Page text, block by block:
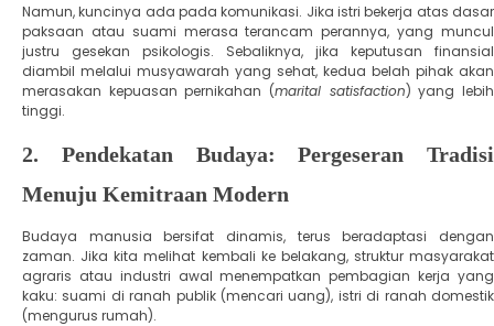
​Namun, kuncinya ada pada komunikasi. Jika istri bekerja atas dasar
paksaan atau suami merasa terancam perannya, yang muncul
justru gesekan psikologis. Sebaliknya, jika keputusan finansial
diambil melalui musyawarah yang sehat, kedua belah pihak akan
merasakan kepuasan pernikahan (marital satisfaction) yang lebih
tinggi.
​2. Pendekatan Budaya: Pergeseran Tradisi
Menuju Kemitraan Modern
​Budaya manusia bersifat dinamis, terus beradaptasi dengan
zaman. Jika kita melihat kembali ke belakang, struktur masyarakat
agraris atau industri awal menempatkan pembagian kerja yang
kaku: suami di ranah publik (mencari uang), istri di ranah domestik
(mengurus rumah).